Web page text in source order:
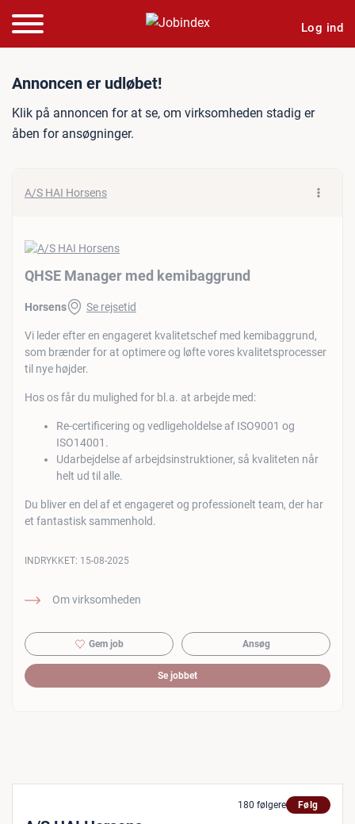
Log ind
Jobannonce: QHSE
Annoncen er udløbet!
Klik på annoncen for at se, om virksomheden stadig er
åben for ansøgninger.
A/S HAI Horsens
QHSE Manager med kemibaggrund
Horsens Se rejsetid
Vi leder efter en engageret kvalitetschef med kemibaggrund,
som brænder for at optimere og løfte vores kvalitetsprocesser
til nye højder.
Hos os får du mulighed for bl.a. at arbejde med:
Re-certificering og vedligeholdelse af ISO9001 og
ISO14001.
Udarbejdelse af arbejdsinstruktioner, så kvaliteten når
helt ud til alle.
Du bliver en del af et engageret og professionelt team, der har
et fantastisk sammenhold.
Om virksomheden
INDRYKKET: 15-08-2025
Gem job Ansøg
Se jobbet
180 følgere Følg